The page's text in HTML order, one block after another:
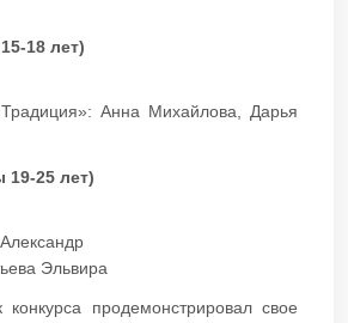
18 лет)
Анна Михайлова, Дарья
19-25 лет)
Эльвира
конкурса продемонстрировал свое